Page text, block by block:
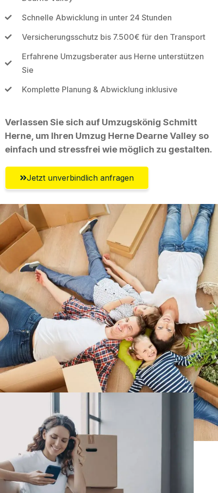
Schnelle Abwicklung in unter 24 Stunden
Versicherungsschutz bis 7.500€ für den Transport
Erfahrene Umzugsberater aus Herne unterstützen
Sie
Komplette Planung & Abwicklung inklusive
Verlassen Sie sich auf Umzugskönig Schmitt
Herne, um Ihren Umzug Herne Dearne Valley so
einfach und stressfrei wie möglich zu gestalten.
Jetzt unverbindlich anfragen